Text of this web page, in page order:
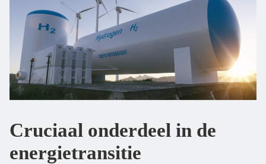
Cruciaal onderdeel in de
energietransitie